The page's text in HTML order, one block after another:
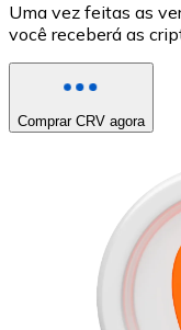
Uma vez feitas as
você receberá as
Comprar CRV agora